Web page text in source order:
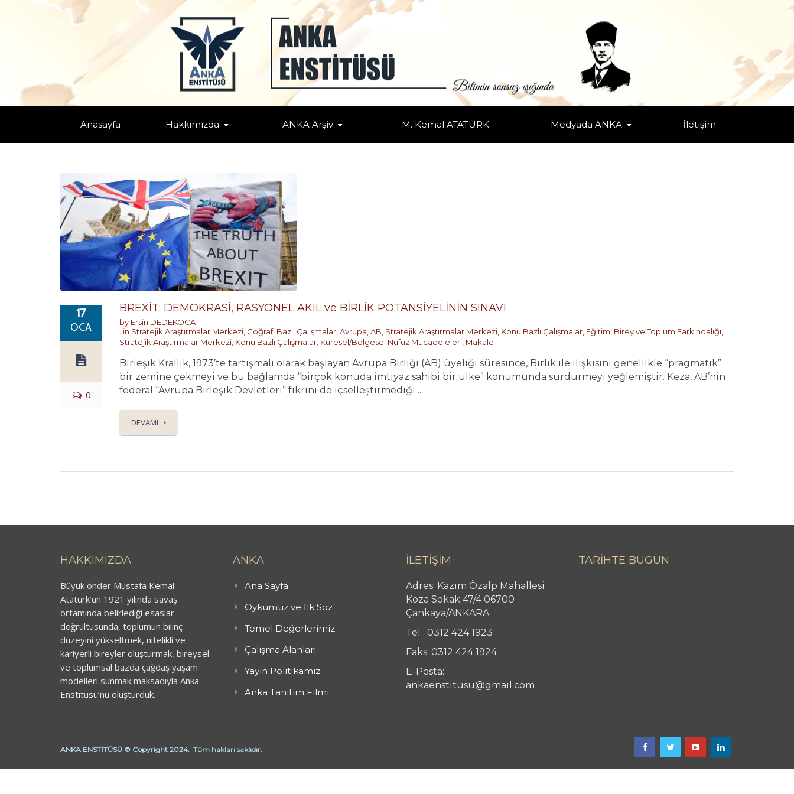
Anasayfa Hakkımızda ANKA Arşiv M. Kemal ATATÜRK Medyada ANKA İletişim
TAGS: "İNGILTERE VE BIRLIKTEN ÇIKIŞ SÜRECI"
17
OCA
0
BREXİT: DEMOKRASİ, RASYONEL AKIL ve BİRLİK POTANSİYELİNİN SINAVI
by Ersin DEDEKOCA
in Stratejik Araştırmalar Merkezi Coğrafi Bazlı Çalışmalar Avrupa AB Stratejik Araştırmalar Merkezi Konu Bazlı Çalışmalar Eğitim, Birey ve Toplum Farkındalığı
Stratejik Araştırmalar Merkezi Konu Bazlı Çalışmalar Küresel/Bölgesel Nüfuz Mücadeleleri Makale
Birleşik Krallık, 1973’te tartışmalı olarak başlayan Avrupa Birliği (AB) üyeliği süresince, Birlik ile ilişkisini genellikle “pragmatik”
bir zemine çekmeyi ve bu bağlamda “birçok konuda imtiyaz sahibi bir ülke” konumunda sürdürmeyi yeğlemiştir. Keza, AB’nin
federal “Avrupa Birleşik Devletleri” fikrini de içselleştirmediği ...
DEVAMI
HAKKIMIZDA
Büyük önder Mustafa Kemal
Atatürk’ün 1921 yılında savaş
ortamında belirlediği esaslar
doğrultusunda, toplumun bilinç
düzeyini yükseltmek, nitelikli ve
kariyerli bireyler oluşturmak, bireysel
ve toplumsal bazda çağdaş yaşam
modelleri sunmak maksadıyla Anka
Enstitüsü’nü oluşturduk.
ANKA
Ana Sayfa
Öykümüz ve İlk Söz
Temel Değerlerimiz
Çalışma Alanları
Yayın Politikamız
Anka Tanıtım Filmi
İLETİŞİM
Adres: Kazım Özalp Mahallesi
Koza Sokak 47/4 06700
Çankaya/ANKARA
Tel : 0312 424 1923
Faks: 0312 424 1924
E-Posta:
ankaenstitusu@gmail.com
TARİHTE BUGÜN
ANKA ENSTİTÜSÜ © Copyright 2024. Tüm hakları saklıdır.